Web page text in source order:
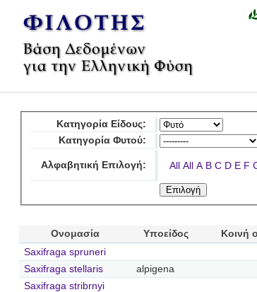
Κατηγορία Είδους:
Κατηγορία Φυτού:
Αλφαβητική Επιλογή: All All A B C D E F
Ονομασία Υποείδος Κοινή
Saxifraga spruneri
Saxifraga stellaris
alpigena
Saxifraga stribrnyi